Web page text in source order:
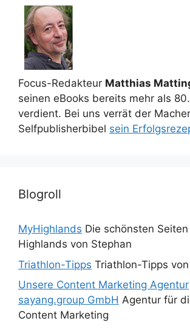
Focus-Redakteur Matthias
seinen eBooks bereits mehr als
verdient. Bei uns verrät der
Selfpublisherbibel sein
Blogroll
MyHighlands Die schönsten
Highlands von Stephan
Triathlon-Tipps Triathlon-Tipps
Unsere Content Marketing Agentur
sayang.group GmbH Agentur für
Content Marketing